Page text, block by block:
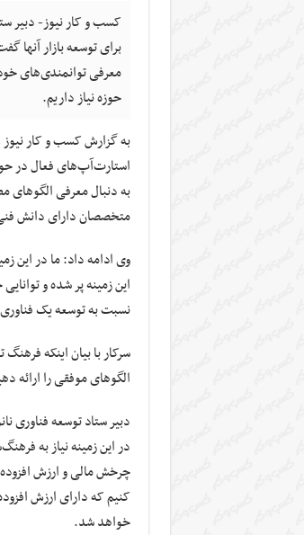
کسب و کار نیوز- دبیر
برای توسعه بازار
معرفی توانمندی‌های
حوزه نیاز داریم.
به گزارش کسب و کار نیوز
استارت‌آپ‌های فعال در
به دنبال معرفی الگوهای
متخصصان دارای دانش
وی ادامه داد: ما در این
این زمینه پر شده و
نسبت به توسعه یک
سرکار با بیان اینکه
الگوهای موفقی را ارائه
دبیر ستاد توسعه فناوری
در این زمینه نیاز به
چرخش مالی و ارزش افزوده
کنیم که دارای ارزش
خواهد شد.